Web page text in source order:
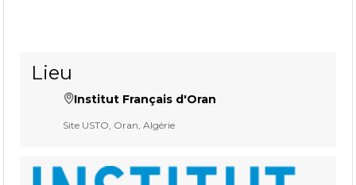
Lieu
Institut Français d'Oran
Site USTO, Oran, Algérie